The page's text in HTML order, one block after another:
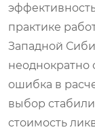
практике
Западной
неоднократно
ошибка в
выбор
стоимость